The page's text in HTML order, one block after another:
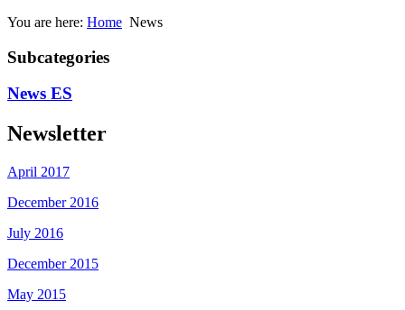
You are here: Home News
Subcategories
News ES
Newsletter
April 2017
December 2016
July 2016
December 2015
May 2015